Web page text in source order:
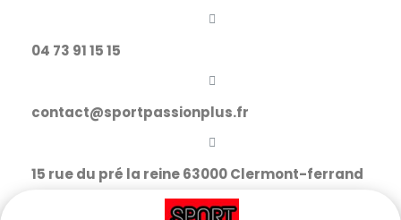
04 73 91 15 15
contact@sportpassionplus.fr
15 rue du pré la reine 63000 Clermont-ferrand